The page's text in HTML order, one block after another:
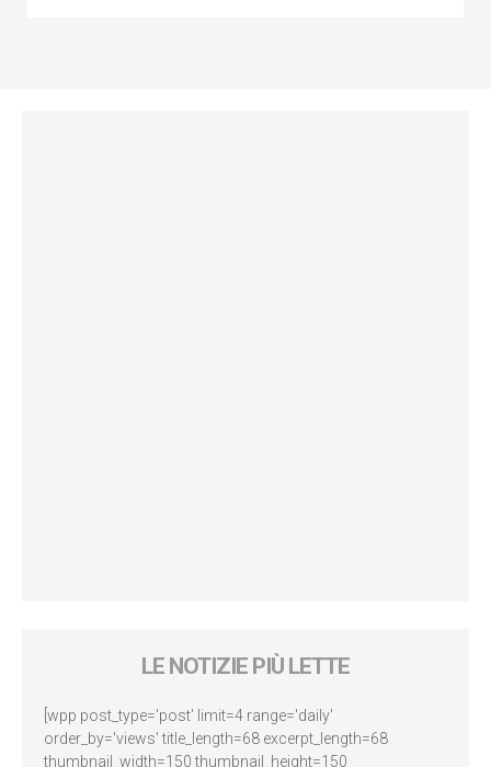
LE NOTIZIE PIÙ LETTE
[wpp post_type='post' limit=4 range='daily'
order_by='views' title_length=68 excerpt_length=68
thumbnail_width=150 thumbnail_height=150